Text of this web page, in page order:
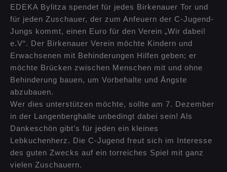
EDEKA Bylitza spendet für jedes Birkenauer Tor und
für jeden Zuschauer, der zum Anfeuern der C-Jugend-
Jungs kommt, einen Euro für den Verein „Wir dabei!
e.V“. Der Birkenauer Verein möchte Kindern und
Erwachsenen mit Behinderungen Hilfen geben; er
möchte Brücken zwischen Menschen mit und ohne
Behinderung bauen, um Vorbehalte und Ängste
abzubauen.
Wer dies unterstützen möchte, sollte am 7. Dezember
in der Langenberghalle unbedingt dabei sein! Als
Dankeschön gibt’s für jeden ein kleines
Lebkuchenherz. Die C-Jugend freut sich im Interesse
des guten Zwecks auf ein torreiches Spiel mit ganz
vielen Zuschauern.